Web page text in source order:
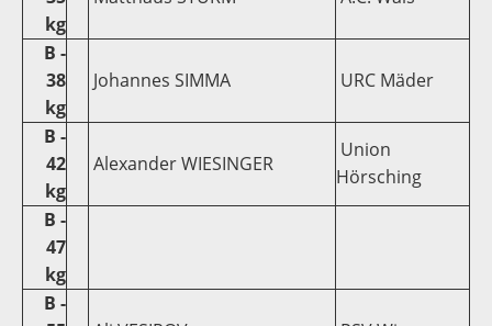
kg
B -
38
kg
Johannes SIMMA URC Mäder
B -
42
kg
Alexander WIESINGER
Union
Hörsching
B -
47
kg
B -